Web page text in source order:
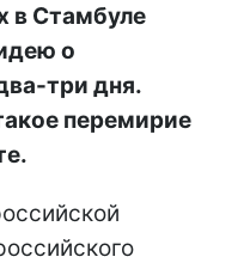
в Стамбуле
о
три дня.
перемирие